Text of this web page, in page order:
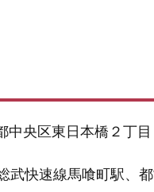
央区東日本橋２丁目
武快速線馬喰町駅、